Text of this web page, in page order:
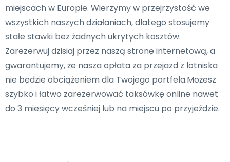
miejscach w Europie. Wierzymy w przejrzystość we
wszystkich naszych działaniach, dlatego stosujemy
stałe stawki bez żadnych ukrytych kosztów.
Zarezerwuj dzisiaj przez naszą stronę internetową, a
gwarantujemy, że nasza opłata za przejazd z lotniska
nie będzie obciążeniem dla Twojego portfela.Możesz
szybko i łatwo zarezerwować taksówkę online nawet
do 3 miesięcy wcześniej lub na miejscu po przyjeździe.